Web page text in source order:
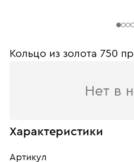
Кольцо из золота 750
Нет в
Характеристики
Артикул